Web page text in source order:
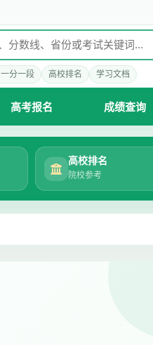
一分一段 高校排名 学习文档
高考报名 成绩查询
高校排名
院校参考